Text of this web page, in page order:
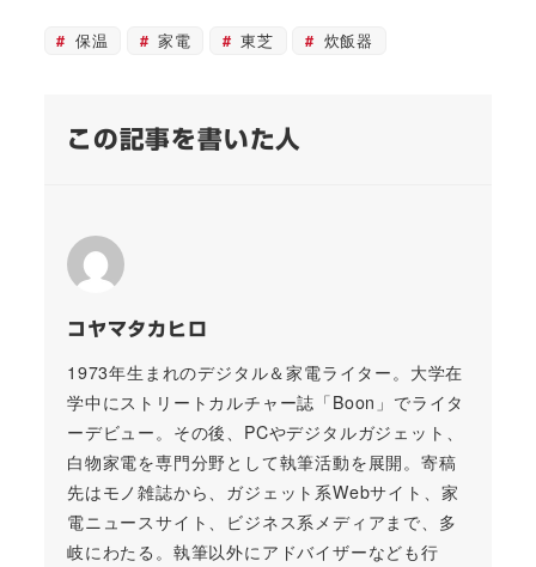
保温 家電 東芝 炊飯器
この記事を書いた人
コヤマタカヒロ
1973年生まれのデジタル＆家電ライター。大学在
学中にストリートカルチャー誌「Boon」でライタ
ーデビュー。その後、PCやデジタルガジェット、
白物家電を専門分野として執筆活動を展開。寄稿
先はモノ雑誌から、ガジェット系Webサイト、家
電ニュースサイト、ビジネス系メディアまで、多
岐にわたる。執筆以外にアドバイザーなども行